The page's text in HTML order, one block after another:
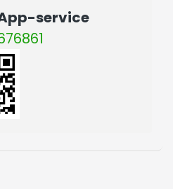
service